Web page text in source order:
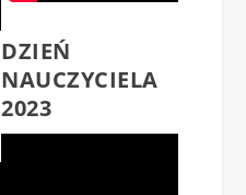
DZIEŃ
NAUCZYCIELA
2023